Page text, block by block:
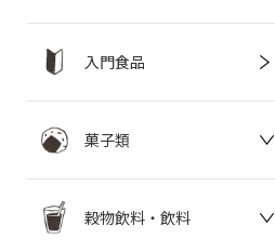
入門食品
菓子類
穀物飲料・飲料